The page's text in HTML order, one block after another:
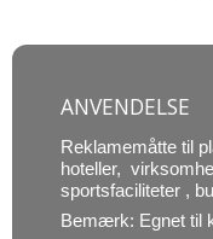
ANVENDELSE
Reklamemåtte til
hoteller,
sportsfaciliteter ,
Bemærk: Egnet til